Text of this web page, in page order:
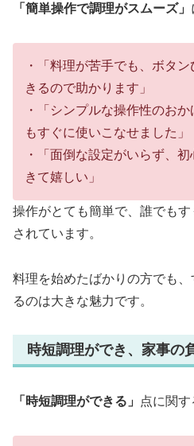
「簡単操作で調理がスムーズ」
・「料理が苦手でも、ボタ
きるので助かります」
・「シンプルな操作性のお
もすぐに使いこなせました」
・「面倒な設定がいらず、
きて嬉しい」
操作がとても簡単で、誰でも
されています。
料理を始めたばかりの方でも
るのは大きな魅力です。
時短調理ができ、家事の
「時短調理ができる」 点に関す